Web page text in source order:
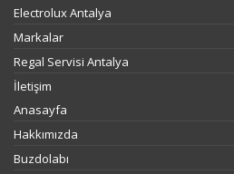
Electrolux Antalya
Markalar
Regal Servisi Antalya
İletişim
Anasayfa
Hakkımızda
Buzdolabı